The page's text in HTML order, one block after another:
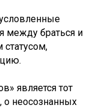
между браться и
является тот
о неосознанных